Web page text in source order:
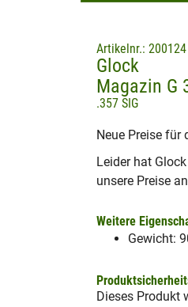
Artikelnr.: 200124
Glock
Magazin G
.357 SIG
Neue Preise für
Leider hat
unsere Preise
Weitere
Gewicht:
Dieses Produkt